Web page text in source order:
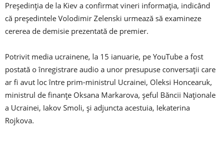
Preşedinţia de la Kiev a confirmat vineri informaţia, indicând
că preşedintele Volodimir Zelenski urmează să examineze
cererea de demisie prezentată de premier.
Potrivit media ucrainene, la 15 ianuarie, pe YouTube a fost
postată o înregistrare audio a unor presupuse conversaţii care
ar fi avut loc între prim-ministrul Ucrainei, Oleksi Honcearuk,
ministrul de finanţe Oksana Markarova, şeful Băncii Naţionale
a Ucrainei, Iakov Smoli, şi adjuncta acestuia, Iekaterina
Rojkova.